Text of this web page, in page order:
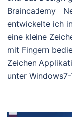
Braincademy
entwickelte ich
eine kleine
mit Fingern
Zeichen
unter